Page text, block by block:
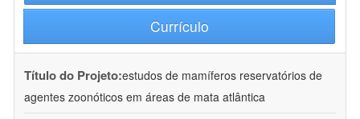
Currículo
Título do Projeto:estudos de mamíferos reservatórios de
agentes zoonóticos em áreas de mata atlântica